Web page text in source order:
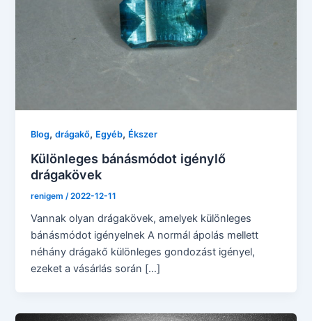
Blog,drágakő, Egyéb, Ékszer
Különleges bánásmódot igénylő
drágakövek
renigem /2022-12-11
Vannak olyan drágakövek, amelyek különleges
bánásmódot igényelnek A normál ápolás mellett
néhány drágakő különleges gondozást igényel,
ezeket a vásárlás során […]